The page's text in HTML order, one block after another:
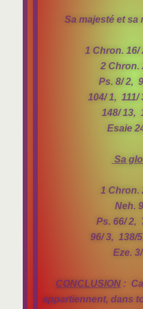
Sa majesté et sa
1 Chron. 16/
2 Chron.
Ps. 8/ 2,
104/ 1, 111/
148/ 13,
Esaie
Sa
1 Chron.
Neh.
Ps. 66/ 2,
96/ 3, 138/
Eze.
CONCLUSION :
appartiennent, dans